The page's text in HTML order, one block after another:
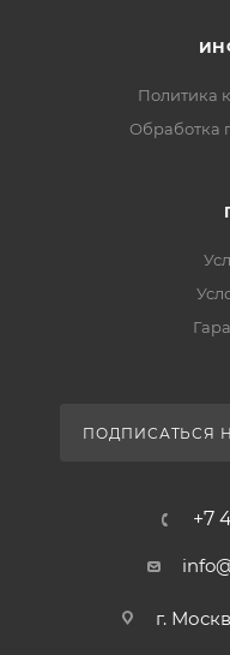
Политика
Обработка
ПОДПИСАТЬСЯ
+7
г.